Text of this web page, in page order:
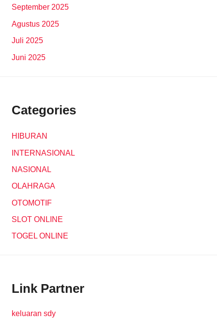
September 2025
Agustus 2025
Juli 2025
Juni 2025
Categories
HIBURAN
INTERNASIONAL
NASIONAL
OLAHRAGA
OTOMOTIF
SLOT ONLINE
TOGEL ONLINE
Link Partner
keluaran sdy